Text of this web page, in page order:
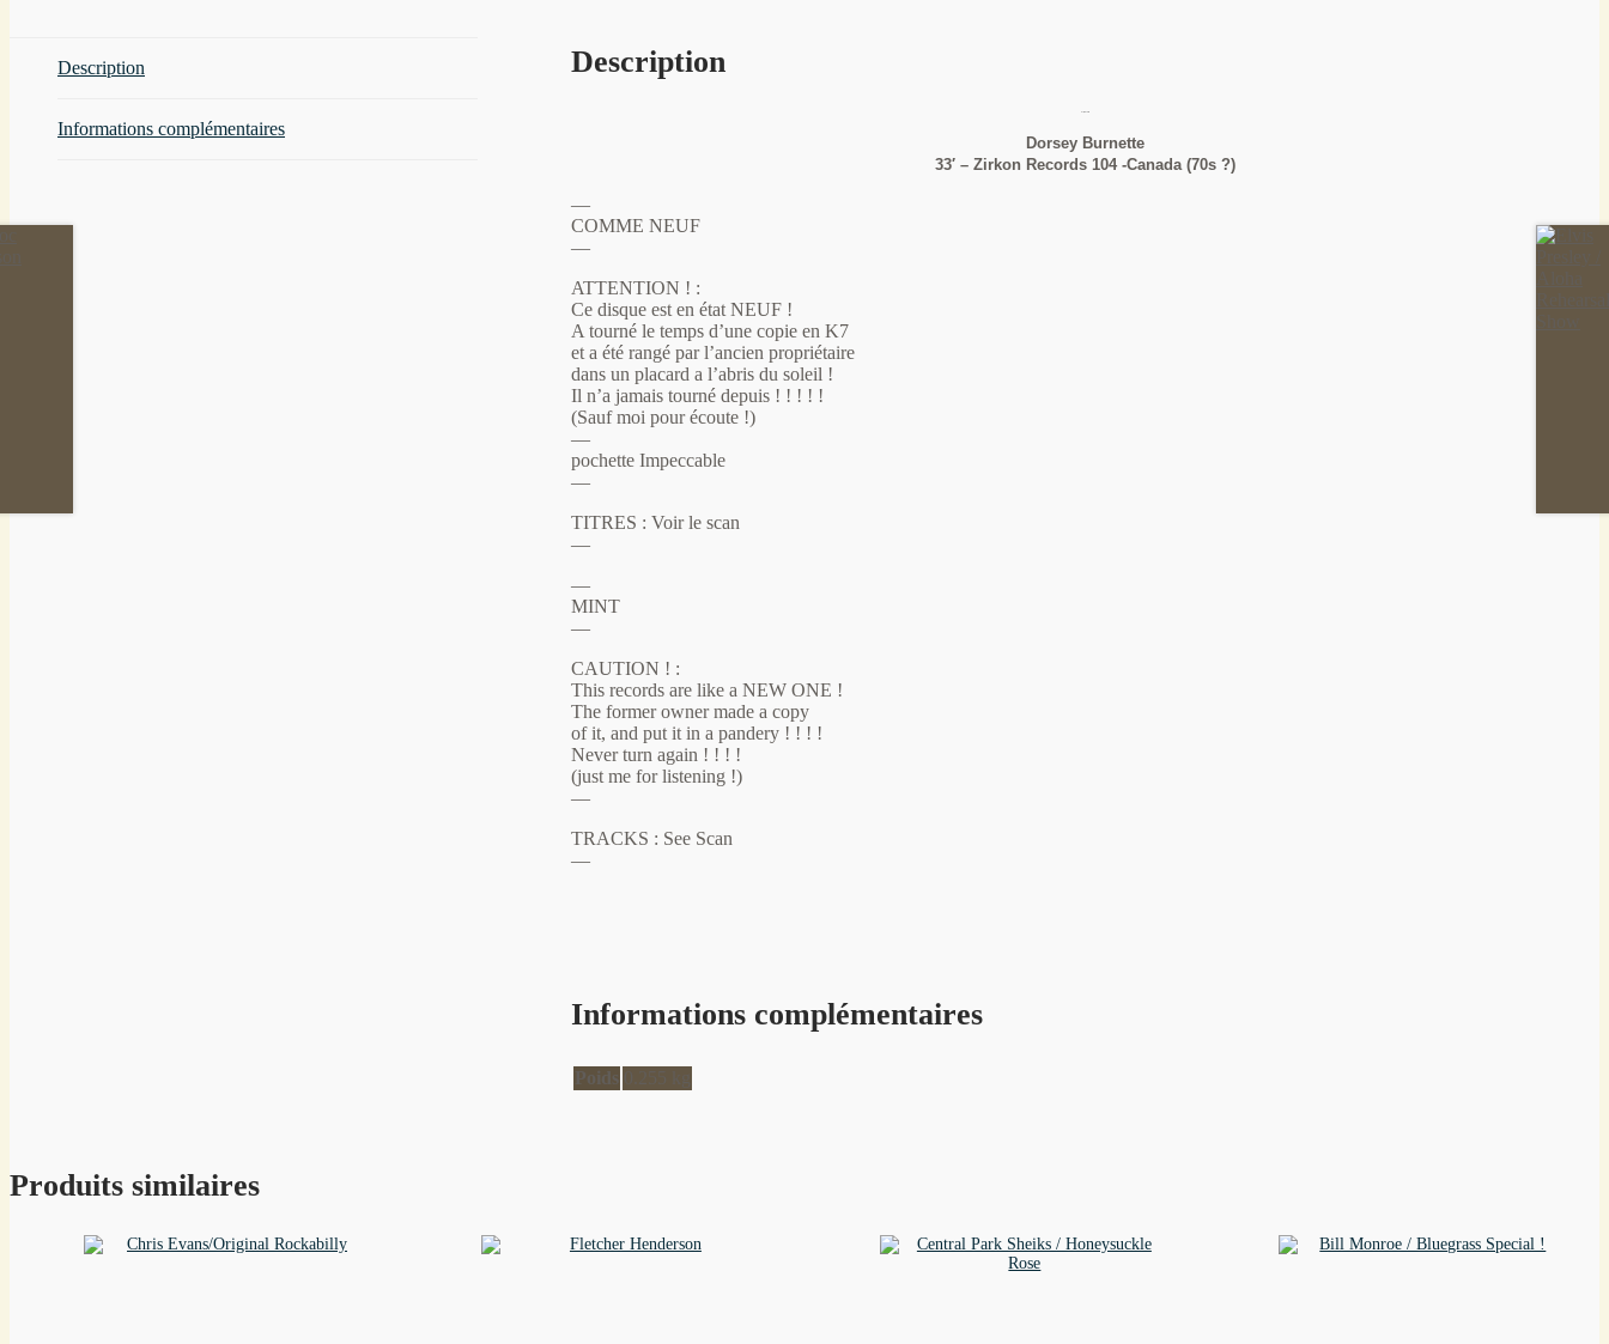
Description
Informations complémentaires
Description
Dorsey Burnette
33′ – Zirkon Records 104 -Canada (70s ?)
—
COMME NEUF
—
ATTENTION ! :
Ce disque est en état NEUF !
A tourné le temps d’une copie en K7
et a été rangé par l’ancien propriétaire
dans un placard a l’abris du soleil !
Il n’a jamais tourné depuis ! ! ! ! !
(Sauf moi pour écoute !)
—
pochette Impeccable
—
TITRES : Voir le scan
—
—
MINT
—
CAUTION ! :
This records are like a NEW ONE !
The former owner made a copy
of it, and put it in a pandery ! ! ! !
Never turn again ! ! ! !
(just me for listening !)
—
TRACKS : See Scan
—
Informations complémentaires
Poids
Produits similaires